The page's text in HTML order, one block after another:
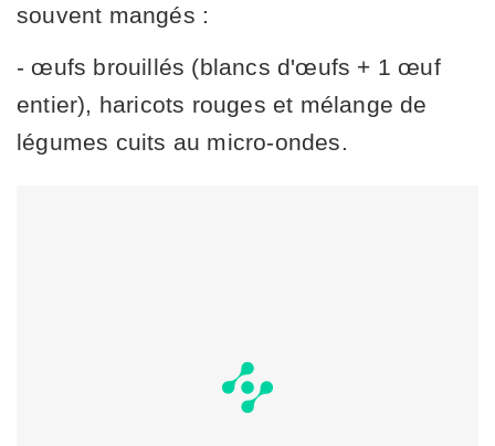
souvent mangés :
- œufs brouillés (blancs d'œufs + 1 œuf
entier), haricots rouges et mélange de
légumes cuits au micro-ondes.